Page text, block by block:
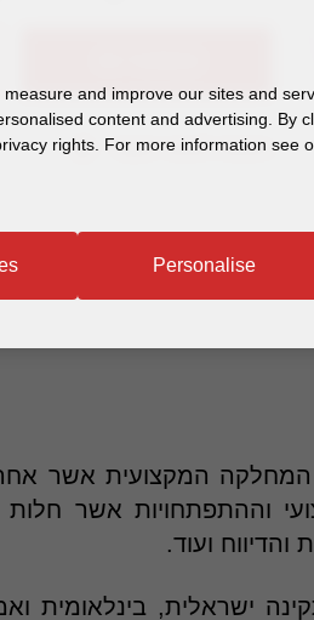
הוספה לאנשי הקשר
המחלקה המקצועית אשר
וההתפתחויות אשר חלות
ועוד.
ישראלית, בינלאומית
and improve our sites and
content and advertising. By
rights. For more information see
Personalise